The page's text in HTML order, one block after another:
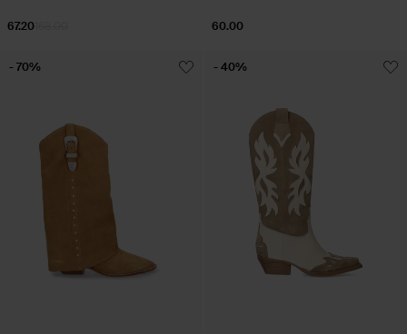
67.20 60.00
- 70% - 40%